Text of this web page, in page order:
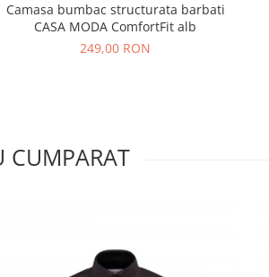
Camasa bumbac structurata barbati
CASA MODA ComfortFit alb
249,00 RON
CUMPARAT